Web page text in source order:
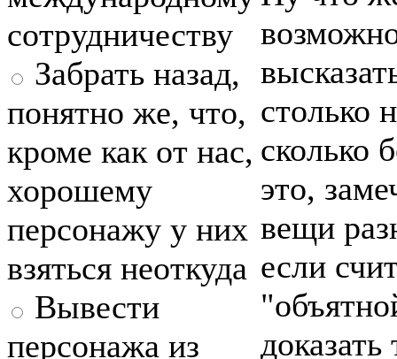
сотрудничеству
Забрать назад,
понятно же, что,
кроме как от нас,
хорошему
персонажу у них
взяться неоткуда
Вывести
персонажа из
столько
сколько
это,
вещи
если